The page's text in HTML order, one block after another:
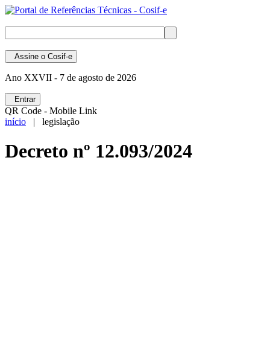
Assine o Cosif-e
Ano XXVII - 7 de agosto de 2026
Entrar
QR Code - Mobile Link
início | legislação
Decreto nº 12.093/2024